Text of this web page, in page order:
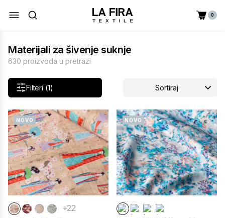
0
Materijali za šivenje suknje
630 proizvoda u pretrazi
Filteri (1) Sortiraj
NOVO
+22
NOVO